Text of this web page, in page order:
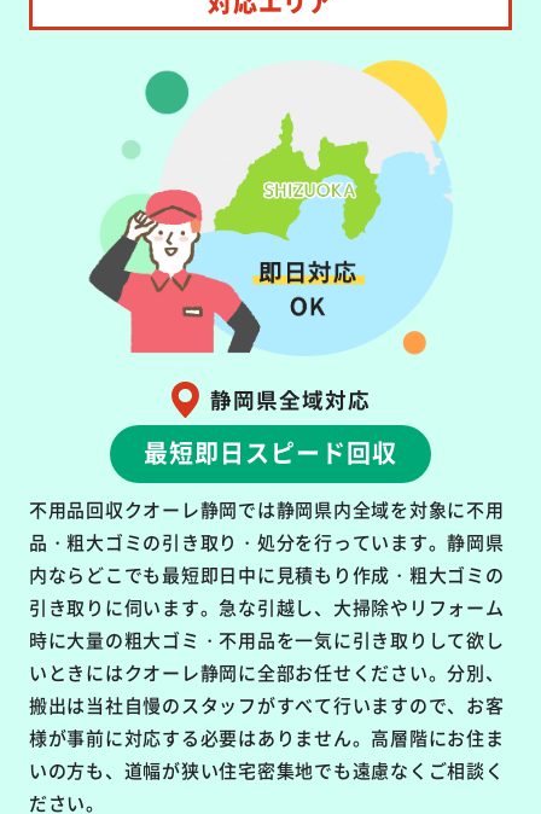
静岡県全域対応
最短即日スピード回収
不用品回収クオーレ静岡では静岡県内全域を対象に不用
品・粗大ゴミの引き取り・処分を行っています。静岡県
内ならどこでも最短即日中に見積もり作成・粗大ゴミの
引き取りに伺います。急な引越し、大掃除やリフォーム
時に大量の粗大ゴミ・不用品を一気に引き取りして欲し
いときにはクオーレ静岡に全部お任せください。分別、
搬出は当社自慢のスタッフがすべて行いますので、お客
様が事前に対応する必要はありません。高層階にお住ま
いの方も、道幅が狭い住宅密集地でも遠慮なくご相談く
ださい。